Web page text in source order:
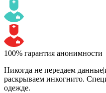
100% гарантия анонимности
Никогда не передаем
раскрываем инкогнито.
одежде.